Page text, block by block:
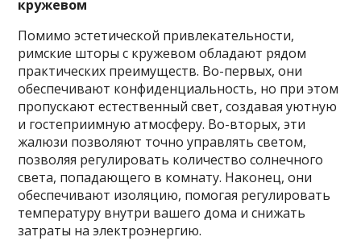
кружевом
Помимо эстетической привлекательности,
римские шторы с кружевом обладают рядом
практических преимуществ. Во-первых, они
обеспечивают конфиденциальность, но при этом
пропускают естественный свет, создавая уютную
и гостеприимную атмосферу. Во-вторых, эти
жалюзи позволяют точно управлять светом,
позволяя регулировать количество солнечного
света, попадающего в комнату. Наконец, они
обеспечивают изоляцию, помогая регулировать
температуру внутри вашего дома и снижать
затраты на электроэнергию.